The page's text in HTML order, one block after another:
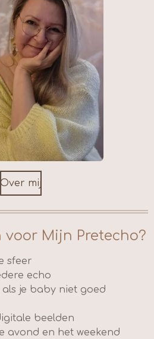
Over mij
voor Mijn Pretecho?
sfeer
echo
je baby niet goed
beelden
avond en het weekend